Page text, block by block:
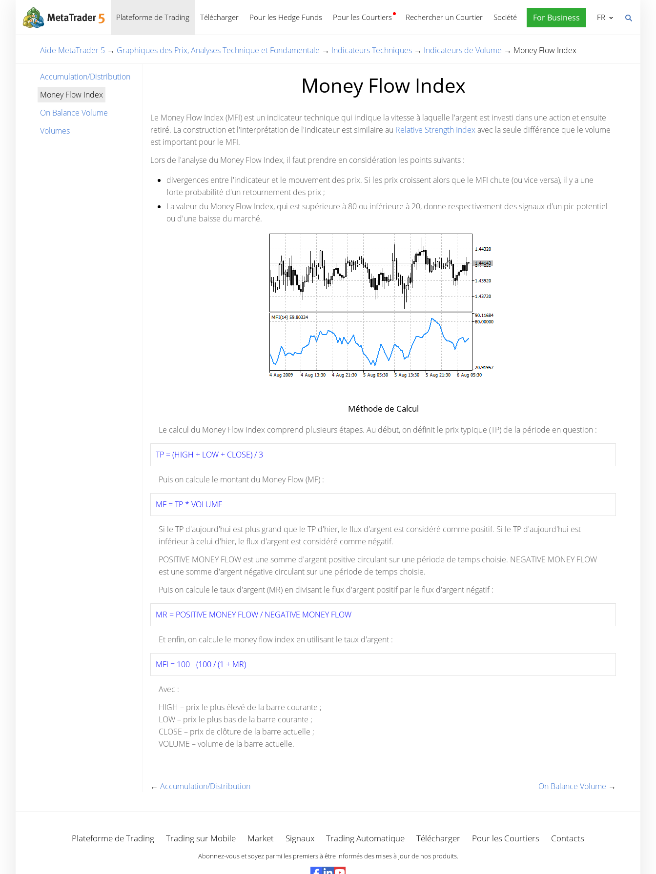
Plateforme de Trading Télécharger Pour les Hedge Funds Pour les Courtiers Rechercher un Courtier Société For Business
Français FR
Aide MetaTrader 5 → Graphiques des Prix, Analyses Technique et Fondamentale → Indicateurs Techniques → Indicateurs de Volume → Money Flow Index
Accumulation/Distribution
Money Flow Index
On Balance Volume
Volumes
Money Flow Index
Le Money Flow Index (MFI) est un indicateur technique qui indique la vitesse à laquelle l'argent est investi dans une action et ensuite
retiré. La construction et l'interprétation de l'indicateur est similaire au Relative Strength Indexavec la seule différence que le volume
est important pour le MFI.
Lors de l'analyse du Money Flow Index, il faut prendre en considération les points suivants :
divergences entre l'indicateur et le mouvement des prix. Si les prix croissent alors que le MFI chute (ou vice versa), il y a une
forte probabilité d'un retournement des prix ;
La valeur du Money Flow Index, qui est supérieure à 80 ou inférieure à 20, donne respectivement des signaux d'un pic potentiel
ou d'une baisse du marché.
Méthode de Calcul
Le calcul du Money Flow Index comprend plusieurs étapes. Au début, on définit le prix typique (TP) de la période en question :
TP = (HIGH + LOW + CLOSE) / 3
Puis on calcule le montant du Money Flow (MF) :
MF = TP * VOLUME
Si le TP d'aujourd'hui est plus grand que le TP d'hier, le flux d'argent est considéré comme positif. Si le TP d'aujourd'hui est
inférieur à celui d'hier, le flux d'argent est considéré comme négatif.
POSITIVE MONEY FLOW est une somme d'argent positive circulant sur une période de temps choisie. NEGATIVE MONEY FLOW
est une somme d'argent négative circulant sur une période de temps choisie.
Puis on calcule le taux d'argent (MR) en divisant le flux d'argent positif par le flux d'argent négatif :
MR = POSITIVE MONEY FLOW / NEGATIVE MONEY FLOW
Et enfin, on calcule le money flow index en utilisant le taux d'argent :
MFI = 100 - (100 / (1 + MR)
Avec :
HIGH – prix le plus élevé de la barre courante ;
LOW – prix le plus bas de la barre courante ;
CLOSE – prix de clôture de la barre actuelle ;
VOLUME – volume de la barre actuelle.
← Accumulation/Distribution On Balance Volume →
Plateforme de Trading Trading sur Mobile Market Signaux Trading Automatique Télécharger Pour les Courtiers Contacts
Abonnez-vous et soyez parmi les premiers à être informés des mises à jour de nos produits.